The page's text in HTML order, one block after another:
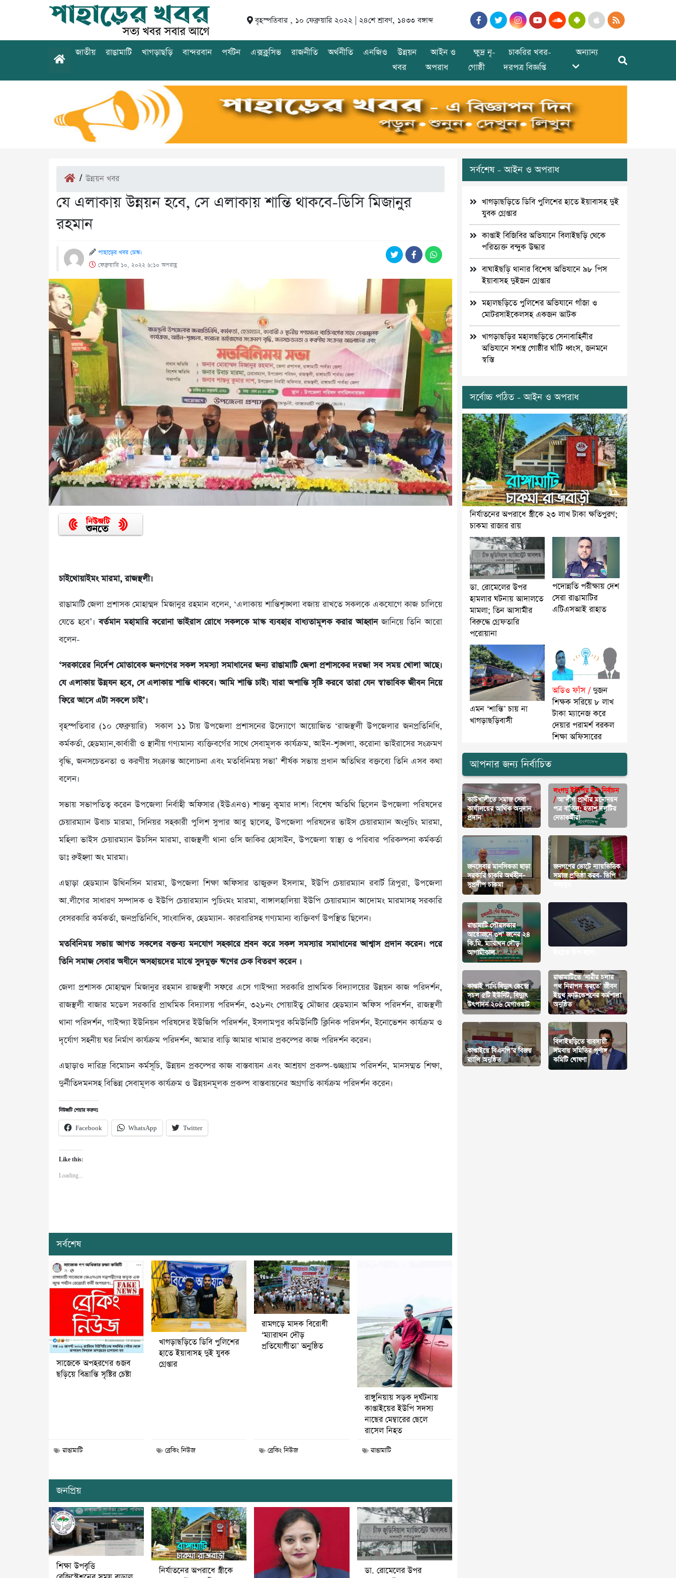
বৃহস্পতিবার , ১০ ফেব্রুয়ারি ২০২২ | ২৪শে শ্রাবণ, ১৪৩৩ বঙ্গাব্দ
জাতীয় রাঙামাটি খাগড়াছড়ি বান্দরবান পর্যটন এক্সক্লুসিভ রাজনীতি অর্থনীতি এনজিও
উন্নয়ন
খবর
আইন ও
অপরাধ
ক্ষুদ্র নৃ-
গোষ্ঠী
চাকরির খবর-
দরপত্র বিজ্ঞপ্তি
অন্যান্য
/উন্নয়ন খবর
যে এলাকায় উন্নয়ন হবে, সে এলাকায় শান্তি থাকবে-ডিসি মিজানুর
রহমান
পাহাড়ের খবর ডেস্ক।
ফেব্রুয়ারি ১০, ২০২২ ৬:১০ অপরাহ্ণ
চাইথোয়াইমং মারমা, রাজস্থলী।
রাঙামাটি জেলা প্রশাসক মোহাম্মদ মিজানুর রহমান বলেন, ‘এলাকায় শান্তিশৃঙ্খলা বজায় রাখতে সকলকে একযোগে কাজ চালিয়ে
যেতে হবে’।বর্তমান মহামারি করোনা ভাইরাস রোধে সকলকে মাস্ক ব্যবহার বাধ্যতামূলক করার আহ্বানজানিয়ে তিনি আরো
বলেন-
‘সরকারের নির্দেশ মোতাবেক জনগণের সকল সমস্যা সমাধানের জন্য রাঙামাটি জেলা প্রশাসকের দরজা সব সময় খোলা আছে।
যে এলাকায় উন্নযন হবে, সে এলাকায় শান্তি থাকবে। আমি শান্তি চাই। যারা অশান্তি সৃষ্টি করবে তারা যেন স্বাভাবিক জীবন নিয়ে
ফিরে আসে এটা সকলে চাই’।
বৃহস্পতিবার (১০ ফেব্রুয়ারি) সকাল ১১ টায় উপজেলা প্রশাসনের উদ্যোগে আয়োজিত ‘রাজস্থলী উপজেলার জনপ্রতিনিধি,
কর্মকর্তা, হেডম্যান,কার্বারী ও স্থানীয় গণ্যমান্য ব্যক্তিবর্গের সাথে সেবামূলক কার্যক্রম, আইন-শৃঙ্খলা, করোনা ভাইরাসের সংক্রমণ
বৃদ্ধি, জনসচেতনতা ও করণীয় সংক্রান্ত আলোচনা এবং মতবিনিময় সভা’ শীর্ষক সভায় প্রধান অতিথির বক্তব্যে তিনি এসব কথা
বলেন।
সভায় সভাপতিত্ব করেন উপজেলা নির্বাহী অফিসার (ইউএনও) শান্তনু কুমার দাশ। বিশেষ অতিথি ছিলেন উপজেলা পরিষদের
চেয়ারম্যান উবাচ মারমা, সিনিয়র সহকারী পুলিশ সুপার আবু ছালেহ, উপজেলা পরিষদের ভাইস চেয়ারম্যান অংনুচিং মারমা,
মহিলা ভাইস চেয়ারম্যান উচসিন মারমা, রাজস্থলী থানা ওসি জাকির হোসাইন, উপজেলা স্বাস্থ্য ও পরিবার পরিকল্পনা কর্মকর্তা
ডাঃ রুইহ্লা অং মারমা।
এছাড়া হেডম্যান উথিনসিন মারমা, উপজেলা শিক্ষা অফিসার তাজুরুল ইসলাম, ইউপি চেয়ারম্যান রবার্ট ত্রিপুরা, উপজেলা
আ.লীগের সাধারণ সম্পাদক ও ইউপি চেয়ারম্যান পুচিংমং মারমা, বাঙ্গালহালিয়া ইউপি চেয়ারম্যান আদোমং মারমাসহ সরকারি
বেসরকারি কর্মকর্তা, জনপ্রতিনিধি, সাংবাদিক, হেডম্যান- কারবারিসহ গণ্যমান্য ব্যক্তিবর্গ উপস্থিত ছিলেন।
মতবিনিময় সভায় আগত সকলের বক্তব্য মনযোগ সহকারে শ্রবন করে সকল সমস্যার সমাধানের আশ্বাস প্রদান করেন। পরে
তিনি সমাজ সেবার অধীনে অসহায়দের মাঝে সুদমুক্ত ঋণের চেক বিতরণ করেন ।
জেলা প্রশাসক মোহাম্মদ মিজানুর রহমান রাজস্থলী সফরে এসে গাইন্দ্যা সরকারি প্রাথমিক বিদ্যালয়ের উন্নয়ন কাজ পরিদর্শন,
রাজস্থলী বাজার মডেল সরকারি প্রাথমিক বিদ্যালয় পরিদর্শন, ৩২৮নং পোয়াইতু মৌজার হেডম্যান অফিস পরিদর্শন, রাজস্থলী
থানা পরিদর্শন, গাইন্দ্যা ইউনিয়ন পরিষদের ইউজিসি পরিদর্শন, ইসলামপুর কমিউনিটি ক্লিনিক পরিদর্শন, ইনোভেশন কার্যক্রম ও
দৃর্যোগ সহনীয় ঘর নির্মাণ কার্যক্রম পরিদর্শন, আমার বাড়ি আমার খামার প্রকল্পের কাজ পরিদর্শন করেন।
এছাড়াও দারিদ্র বিমোচন কর্মসূচি, উন্নয়ন প্রকল্পের কাজ বাস্তবায়ন এবং আশ্রয়ণ প্রকল্প-গুচ্ছগ্ৰাম পরিদর্শন, মানসম্মত শিক্ষা,
দুর্নীতিদমনসহ বিভিন্ন সেবামূলক কার্যক্রম ও উন্নয়নমূলক প্রকল্প বাস্তবায়নের অগ্রগতি কার্যক্রম পরিদর্শন করেন।
নিউজটি শেয়ার করুনঃ
Facebook WhatsApp Twitter
Like this:
Loading...
সর্বশেষ
সাজেকে অপহরণের গুজব
ছড়িয়ে বিভ্রান্তি সৃষ্টির চেষ্টা
রাঙামাটি
খাগড়াছড়িতে ডিবি পুলিশের
হাতে ইয়াবাসহ দুই যুবক
গ্রেপ্তার
ব্রেকিং নিউজ
রামগড়ে মাদক বিরোধী
‘ম্যারাথন দৌড়
প্রতিযোগীতা’ অনুষ্ঠিত
ব্রেকিং নিউজ
রাঙ্গুনিয়ায় সড়ক দূর্ঘটনায়
কাপ্তাইয়ের ইউপি সদস্য
নাছের মেম্বারের ছেলে
রাসেল নিহত
রাঙামাটি
জনপ্রিয়
শিক্ষা উপবৃত্তি
নির্যাতনের অপরাধে স্ত্রীকে
ডা. রোমেলের উপর
সর্বশেষ - আইন ও অপরাধ
খাগড়াছড়িতে ডিবি পুলিশের হাতে ইয়াবাসহ দুই
যুবক গ্রেপ্তার
কাপ্তাই বিজিবির অভিযানে বিলাইছড়ি থেকে
পরিত্যক্ত বন্দুক উদ্ধার
বাঘাইছড়ি থানার বিশেষ অভিযানে ৯৮ পিস
ইয়াবাসহ দুইজন গ্রেপ্তার
মহালছড়িতে পুলিশের অভিযানে গাঁজা ও
মোটরসাইকেলসহ একজন আটক
খাগড়াছড়ির মহালছড়িতে সেনাবাহিনীর
অভিযানে সশস্ত্র গোষ্ঠীর ঘাঁটি ধ্বংস, জনমনে
স্বস্তি
সর্বোচ্চ পঠিত - আইন ও অপরাধ
নির্যাতনের অপরাধে স্ত্রীকে ২৩ লাখ টাকা ক্ষতিপুরণ;
চাকমা রাজার রায়
ডা. রোমেলের উপর
হামলার ঘটনায় আদালতে
মামলা; তিন আসামীর
বিরুদ্ধে গ্রেফতারি
পরোয়ানা
পদোন্নতি পরীক্ষায় দেশ
সেরা রাঙামাটির
এটিএসআই রাহাত
এমন ‘শান্তি’ চায় না
খাগড়াছড়িবাসী
অডিও ফাঁস /দুজন
শিক্ষক সরিয়ে ৮ লাখ
টাকা ম্যানেজ করে
দেয়ার পরামর্শ বরকল
শিক্ষা অফিসারের
আপনার জন্য নির্বাচিত
কাউখালীতে সমাজ সেবা
কার্যালয়ের আর্থিক অনুদান
প্রদান
লংগদু ইউপির উপ নির্বাচন
/আ’লীগ প্রার্থীর মনোনয়ন
পত্র বাতিল; হতাশ দলটির
নেতাকর্মীরা
জনসেবার মানসিকতা ছাড়া
সরকারি চাকরি অর্থহীন–
সুপ্রদীপ চাকমা
জনগণের ভোটে ন্যায়ভিত্তিক
সমাজ প্রতিষ্ঠা করব- ভিপি
‎রাঙামাটি পৌরসভার
আয়োজনে ৩শ’ জনের ২৪
কি.মি. ম্যারাথন দৌড়
আগামীকাল
কাপ্তাই পানি বিদ্যুৎ কেন্দ্রে
সচল ৫টি ইউনিট, বিদ্যুৎ
উৎপাদন ২০৬ মেগাওয়াট
রাঙামাটিতে ‘নারীর চলার
পথ নিরাপদ করতে’ জীবন
ইয়ুথ ফাউন্ডেশনের কর্মশালা
অনুষ্ঠিত
কাপ্তাইয়ে বিএনপি’র বিজয়
র‍্যালি অনুষ্ঠিত
বিলাইছড়িতে ব্যবসায়ী
সমবায় সমিতির পূর্ণাঙ্গ
কমিটি ঘোষণা